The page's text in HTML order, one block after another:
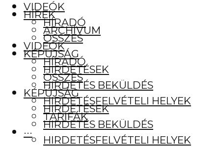
VIDEÓK
HÍRADÓ
ÖSSZES
KÉPÚJSÁG
HIRDETÉSEK
HIRDETÉS BEKÜLDÉS
HIRDETÉSFELVÉTELI HELYEK
TARIFÁK
···
HÍREK
ARCHÍVUM
VIDEÓK
HÍRADÓ
ÖSSZES
KÉPÚJSÁG
HIRDETÉSEK
HIRDETÉS BEKÜLDÉS
HIRDETÉSFELVÉTELI HELYEK